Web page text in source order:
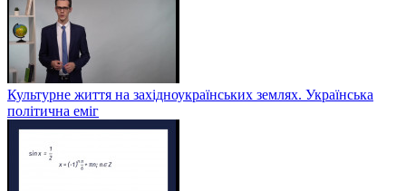
Культурне життя на західноукраїнських землях. Українська
політична еміг